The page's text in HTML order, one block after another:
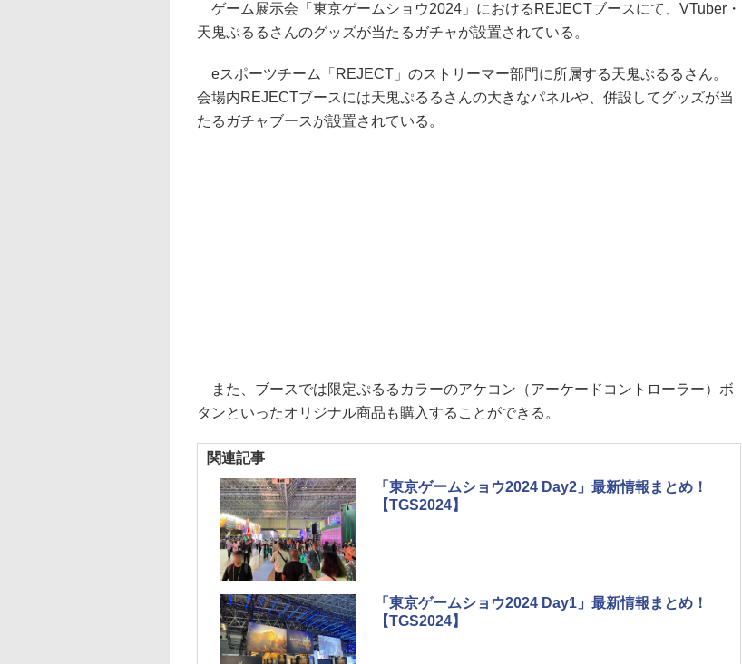
ゲーム展示会「東京ゲームショウ2024」におけるREJECTブースにて、VTuber・
天鬼ぷるるさんのグッズが当たるガチャが設置されている。
eスポーツチーム「REJECT」のストリーマー部門に所属する天鬼ぷるるさん。
会場内REJECTブースには天鬼ぷるるさんの大きなパネルや、併設してグッズが当
たるガチャブースが設置されている。
また、ブースでは限定ぷるるカラーのアケコン（アーケードコントローラー）ボ
タンといったオリジナル商品も購入することができる。
関連記事
「東京ゲームショウ2024 Day2」最新情報まとめ！
【TGS2024】
「東京ゲームショウ2024 Day1」最新情報まとめ！
【TGS2024】